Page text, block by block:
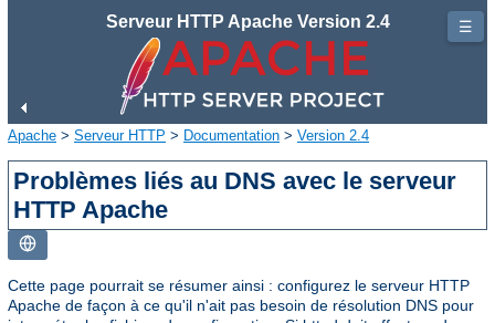
Serveur HTTP Apache Version 2.4
Apache > Serveur HTTP > Documentation > Version 2.4
Problèmes liés au DNS avec le serveur
HTTP Apache
Cette page pourrait se résumer ainsi : configurez le serveur HTTP
Apache de façon à ce qu'il n'ait pas besoin de résolution DNS pour
☰